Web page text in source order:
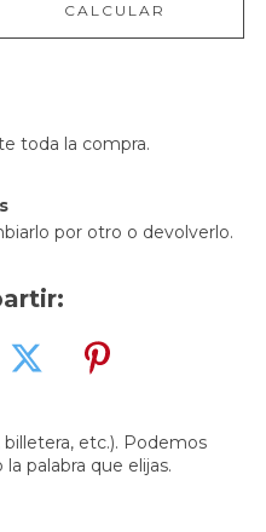
CALCULAR
toda la compra.
por otro o devolverlo.
etc.). Podemos
palabra que elijas.